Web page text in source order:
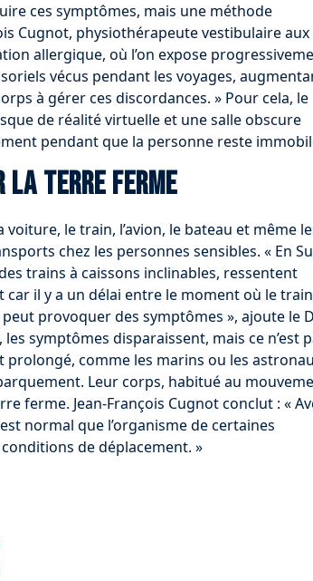
ces symptômes, mais une méthode
Cugnot, physiothérapeute vestibulaire aux
allergique, où l’on expose
vécus pendant les voyages,
à gérer ces discordances. » Pour cela, le
de réalité virtuelle et une salle obscure
pendant que la personne reste
la terre ferme
le train, l’avion, le bateau et même
chez les personnes sensibles. « En
trains à caissons inclinables, ressentent
il y a un délai entre le moment où le train
provoquer des symptômes », ajoute le
symptômes disparaissent, mais ce n’est
comme les marins ou les
Leur corps, habitué au
ferme. Jean-François Cugnot conclut : «
normal que l’organisme de certaines
de déplacement. »